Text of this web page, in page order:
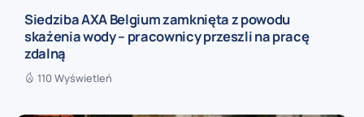
Siedziba AXA Belgium zamknięta z powodu
skażenia wody – pracownicy przeszli na pracę
zdalną
110 Wyświetleń